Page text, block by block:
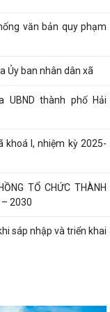
văn bản quy phạm
Ủy ban nhân dân xã
UBND thành phố Hải
khoá I, nhiệm kỳ 2025-
TỔ CHỨC THÀNH
– 2030
sáp nhập và triển khai